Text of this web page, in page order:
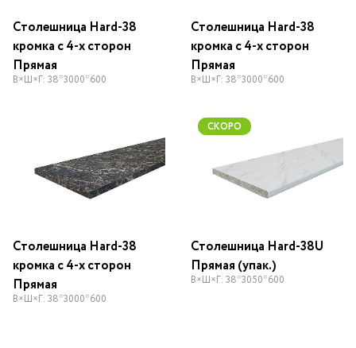
Столешница Hard-38
кромка с 4-х сторон
Прямая
В×Ш×Г: 38*3000*600
Столешница Hard-38
кромка с 4-х сторон
Прямая
В×Ш×Г: 38*3000*600
Столешница Hard-38
кромка с 4-х сторон
Прямая
В×Ш×Г: 38*3000*600
Столешница Hard-38U
Прямая (упак.)
В×Ш×Г: 38*3050*600
СКОРО